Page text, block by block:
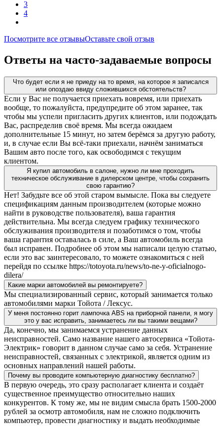
3
4
Посмотрите все отзывыОставьте свой отзыв
Ответы на часто-задаваемые вопросы
Что будет если я не приеду на то время, на которое я записался
или опоздаю ввиду сложившихся обстоятельств?
Если у Вас не получается приехать вовремя, или приехать
вообще, то пожалуйста, предупредите об этом заранее, так
чтобы мы успели пригласить других клиентов, или подождать
Вас, распределив своё время. Мы всегда ожидаем
дополнительные 15 минут, но затем берёмся за другую работу,
и, в случае если Вы всё-таки приехали, начнём заниматься
Вашим авто после того, как освободимся с текущим
клиентом.
Я купил автомобиль в салоне, нужно ли мне проходить
техническое обслуживание в дилерском центре, чтобы сохранить
свою гарантию?
Нет! Забудьте все об этой старом вымысле. Пока вы следуете
спецификациям данным производителем (которые можно
найти в руководстве пользователя), ваша гарантия
действительна. Мы всегда следуем графику технического
обслуживания производителя и позаботимся о том, чтобы
ваша гарантия оставалась в силе, а Ваш автомобиль всегда
был исправен. Подробнее об этом мы написали целую статью,
если это вас заинтересовало, то можете ознакомиться с ней
перейдя по ссылке https://totoyota.ru/news/to-ne-y-oficialnogo-
dilera/
Какие марки автомобилей вы ремонтируете?
Мы специализированный сервис, который занимается только
автомобилями марки Тойота / Лексус.
У меня постоянно горит лампочка ABS на приборной панели, я могу
это у вас исправить, занимаетесь ли вы такими вещами?
Да, конечно, мы занимаемся устранение данных
неисправностей. Само название нашего автосервиса «Тойота-
Электрик» говорит в данном случае само за себя. Устранение
неисправностей, связанных с электрикой, является одним из
основных направлений нашей работы.
Почему вы проводите компьютерную диагностику бесплатно?
В первую очередь, это сразу располагает клиента и создаёт
существенное преимущество относительно наших
конкурентов. К тому же, мы не видим смысла брать 1500-2000
рублей за осмотр автомобиля, нам не сложно подключить
компьютер, провести диагностику и выдать необходимые